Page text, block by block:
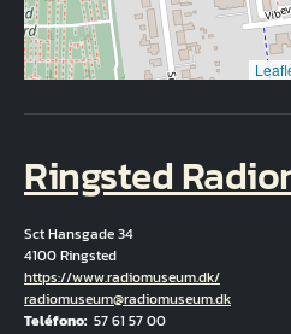
Ringsted
Sct Hansgade 34
4100 Ringsted
Hjemmeside
https://www.radiomuseum.dk/
Correo electrónico
radiomuseum@radiomuseum.dk
Teléfono 57 61 57 00